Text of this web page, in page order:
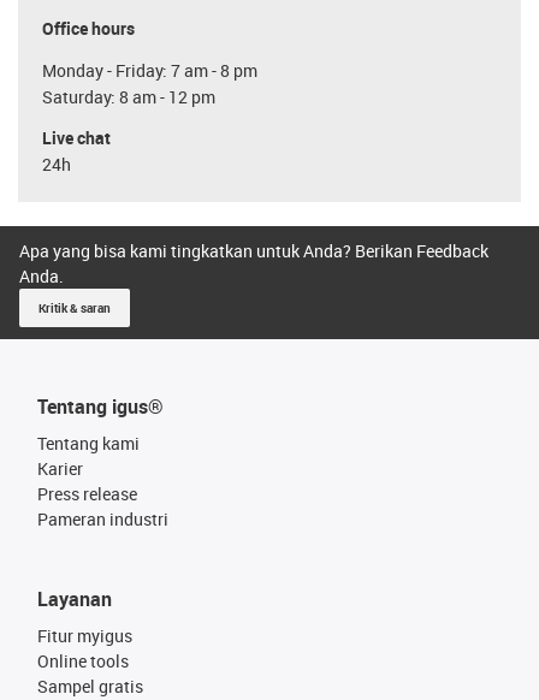
Office hours
Monday - Friday: 7 am - 8 pm
Saturday: 8 am - 12 pm
Live chat
24h
Apa yang bisa kami tingkatkan untuk Anda? Berikan Feedback
Anda.
Kritik & saran
Tentang igus®
Tentang kami
Karier
Press release
Pameran industri
Layanan
Fitur myigus
Online tools
Sampel gratis